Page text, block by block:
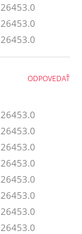
ODPOVEDAŤ